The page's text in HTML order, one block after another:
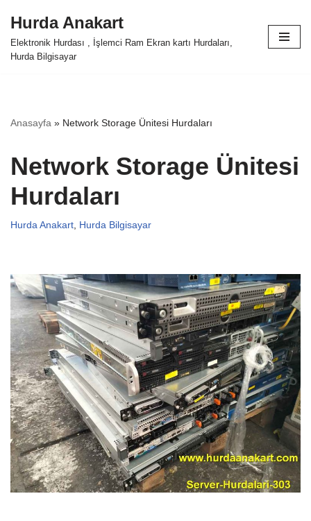
İçeriğe
geç
Hurda Anakart
Elektronik Hurdası , İşlemci Ram Ekran kartı Hurdaları,
Hurda Bilgisayar
Anasayfa » Network Storage Ünitesi Hurdaları
Network Storage Ünitesi
Hurdaları
Hurda Anakart, Hurda Bilgisayar